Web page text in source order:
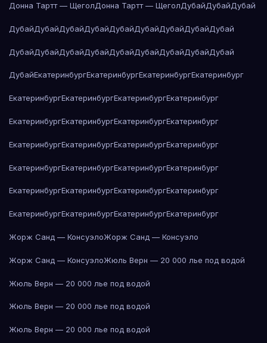
Донна Тартт — ЩеголДонна Тартт — ЩеголДубайДубайДубай
ДубайДубайДубайДубайДубайДубайДубайДубайДубай
ДубайДубайДубайДубайДубайДубайДубайДубайДубай
ДубайЕкатеринбургЕкатеринбургЕкатеринбургЕкатеринбург
ЕкатеринбургЕкатеринбургЕкатеринбургЕкатеринбург
ЕкатеринбургЕкатеринбургЕкатеринбургЕкатеринбург
ЕкатеринбургЕкатеринбургЕкатеринбургЕкатеринбург
ЕкатеринбургЕкатеринбургЕкатеринбургЕкатеринбург
ЕкатеринбургЕкатеринбургЕкатеринбургЕкатеринбург
ЕкатеринбургЕкатеринбургЕкатеринбургЕкатеринбург
Жорж Санд — КонсуэлоЖорж Санд — Консуэло
Жорж Санд — КонсуэлоЖюль Верн — 20 000 лье под водой
Жюль Верн — 20 000 лье под водой
Жюль Верн — 20 000 лье под водой
Жюль Верн — 20 000 лье под водой